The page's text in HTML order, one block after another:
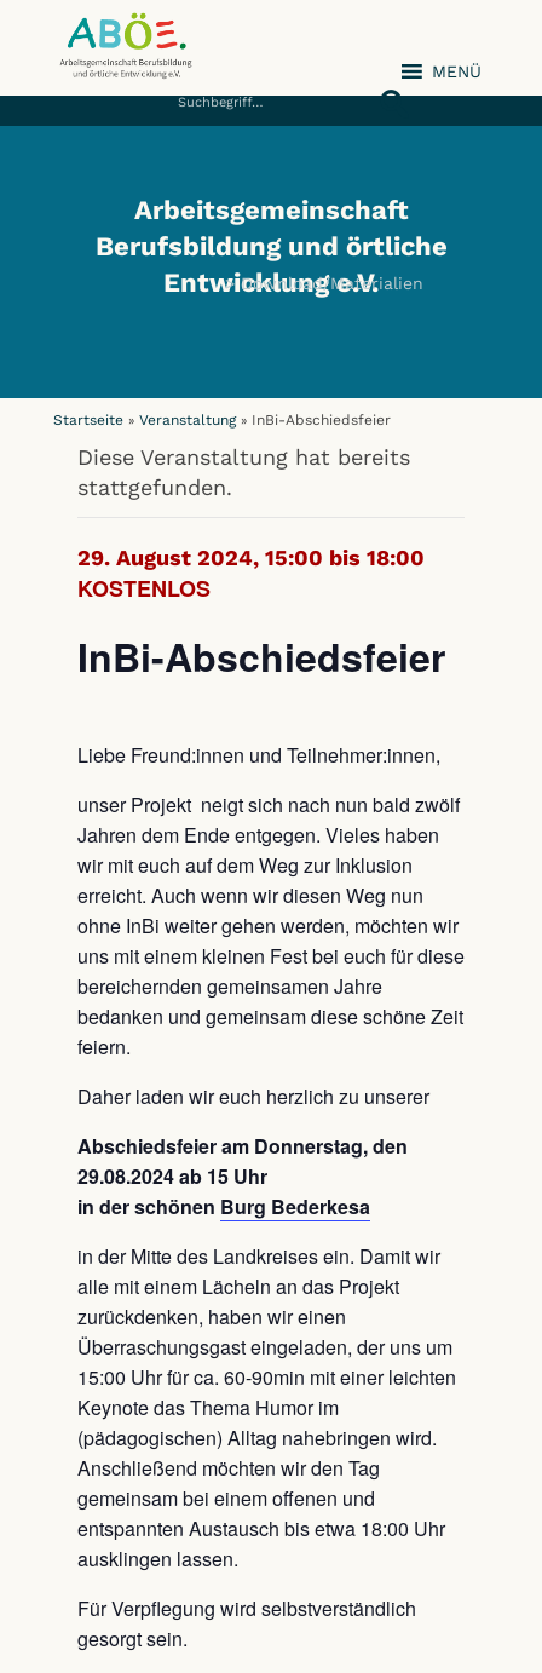
Download/Materialien
MENÜ
Arbeitsgemeinschaft
Berufsbildung und örtliche
Entwicklung e.V.
Startseite » Veranstaltung» InBi-Abschiedsfeier
Diese Veranstaltung hat bereits
stattgefunden.
29. August 2024, 15:00 bis 18:00
KOSTENLOS
InBi-Abschiedsfeier
Liebe Freund:innen und Teilnehmer:innen,
unser Projekt neigt sich nach nun bald zwölf
Jahren dem Ende entgegen. Vieles haben
wir mit euch auf dem Weg zur Inklusion
erreicht. Auch wenn wir diesen Weg nun
ohne InBi weiter gehen werden, möchten wir
uns mit einem kleinen Fest bei euch für diese
bereichernden gemeinsamen Jahre
bedanken und gemeinsam diese schöne Zeit
feiern.
Daher laden wir euch herzlich zu unserer
Abschiedsfeier am Donnerstag, den
29.08.2024 ab 15 Uhr
in der schönen Burg Bederkesa
in der Mitte des Landkreises ein. Damit wir
alle mit einem Lächeln an das Projekt
zurückdenken, haben wir einen
Überraschungsgast eingeladen, der uns um
15:00 Uhr für ca. 60-90min mit einer leichten
Keynote das Thema Humor im
(pädagogischen) Alltag nahebringen wird.
Anschließend möchten wir den Tag
gemeinsam bei einem offenen und
entspannten Austausch bis etwa 18:00 Uhr
ausklingen lassen.
Für Verpflegung wird selbstverständlich
gesorgt sein.